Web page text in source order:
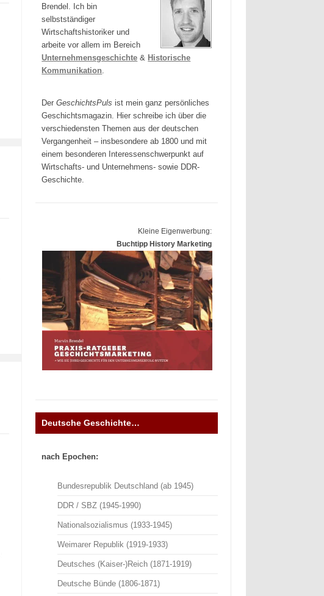
Brendel. Ich bin
selbstständiger
Wirtschaftshistoriker und
arbeite vor allem im Bereich
Unternehmensgeschichte & Historische
Kommunikation
DerGeschichtsPuls ist mein ganz persönliches
Geschichtsmagazin. Hier schreibe ich über die
verschiedensten Themen aus der deutschen
Vergangenheit – insbesondere ab 1800 und mit
einem besonderen Interessenschwerpunkt auf
Wirtschafts- und Unternehmens- sowie DDR-
Geschichte.
Kleine Eigenwerbung:
Buchtipp History Marketing
Deutsche Geschichte…
nach Epochen:
Bundesrepublik Deutschland (ab 1945)
DDR / SBZ (1945-1990)
Nationalsozialismus (1933-1945)
Weimarer Republik (1919-1933)
Deutsches (Kaiser-)Reich (1871-1919)
Deutsche Bünde (1806-1871)